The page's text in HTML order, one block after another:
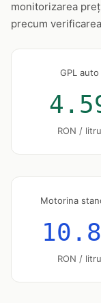
monitorizarea
precum
GPL auto
RON / litru
Motorina
RON / litru